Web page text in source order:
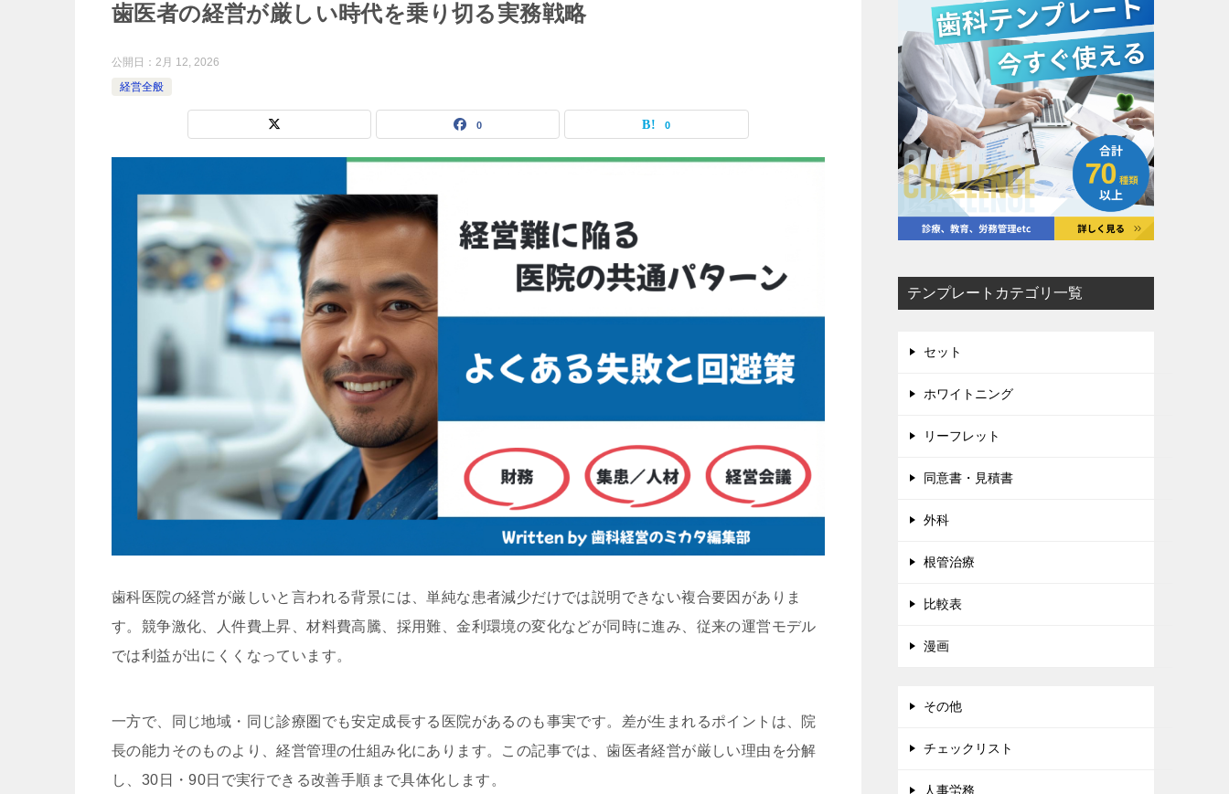
歯医者の経営が厳しい時代を乗り切る実務戦略
公開日： 2月 12, 2026
経営全般
0 0
歯科医院の経営が厳しいと言われる背景には、単純な患者減少だけでは説明できない複合要因がありま
す。競争激化、人件費上昇、材料費高騰、採用難、金利環境の変化などが同時に進み、従来の運営モデル
では利益が出にくくなっています。
一方で、同じ地域・同じ診療圏でも安定成長する医院があるのも事実です。差が生まれるポイントは、院
長の能力そのものより、経営管理の仕組み化にあります。この記事では、歯医者経営が厳しい理由を分解
し、30日・90日で実行できる改善手順まで具体化します。
テンプレートカテゴリ一覧
セット
ホワイトニング
リーフレット
同意書・見積書
外科
根管治療
比較表
漫画
その他
チェックリスト
人事労務